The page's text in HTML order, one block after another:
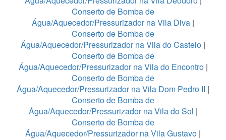
Conserto de Bomba de
Água/Aquecedor/Pressurizador na Vila Diva |
Conserto de Bomba de
Água/Aquecedor/Pressurizador na Vila do Castelo |
Conserto de Bomba de
Água/Aquecedor/Pressurizador na Vila do Encontro|
Conserto de Bomba de
Água/Aquecedor/Pressurizador na Vila Dom Pedro II |
Conserto de Bomba de
Água/Aquecedor/Pressurizador na Vila do Sol |
Conserto de Bomba de
Água/Aquecedor/Pressurizador na Vila Gustavo |